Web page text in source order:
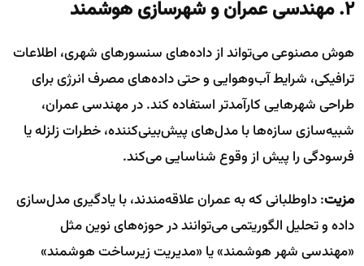
۲. مهندسی عمران و شهرسازی هوشمند
هوش مصنوعی می‌تواند از داده‌های سنسورهای شهری، اطلاعات
ترافیکی، شرایط آب‌وهوایی و حتی داده‌های مصرف انرژی برای
طراحی شهرهایی کارآمدتر استفاده کند. در مهندسی عمران،
شبیه‌سازی سازه‌ها با مدل‌های پیش‌بینی‌کننده، خطرات زلزله یا
فرسودگی را پیش از وقوع شناسایی می‌کند.
مزیت: داوطلبانی که به عمران علاقه‌مندند، با یادگیری مدل‌سازی
داده و تحلیل الگوریتمی می‌توانند در حوزه‌های نوین مثل
«مهندسی شهر هوشمند» یا «مدیریت زیرساخت هوشمند»